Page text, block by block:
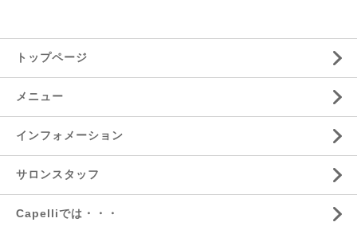
トップページ
メニュー
インフォメーション
サロンスタッフ
Capelliでは・・・